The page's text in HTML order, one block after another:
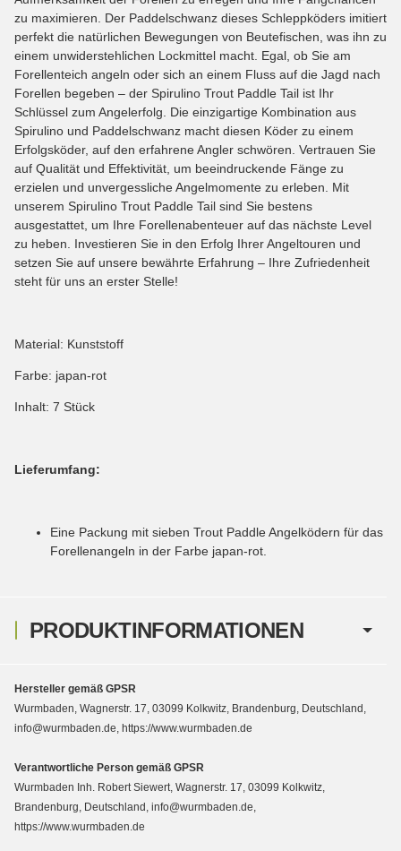
PRODUKTINFORMATIONEN
zu maximieren. Der Paddelschwanz dieses Schleppköders imitiert
perfekt die natürlichen Bewegungen von Beutefischen, was ihn zu
einem unwiderstehlichen Lockmittel macht. Egal, ob Sie am
Forellenteich angeln oder sich an einem Fluss auf die Jagd nach
Forellen begeben – der Spirulino Trout Paddle Tail ist Ihr
Schlüssel zum Angelerfolg. Die einzigartige Kombination aus
Spirulino und Paddelschwanz macht diesen Köder zu einem
Erfolgsköder, auf den erfahrene Angler schwören. Vertrauen Sie
auf Qualität und Effektivität, um beeindruckende Fänge zu
erzielen und unvergessliche Angelmomente zu erleben. Mit
unserem Spirulino Trout Paddle Tail sind Sie bestens
ausgestattet, um Ihre Forellenabenteuer auf das nächste Level
zu heben. Investieren Sie in den Erfolg Ihrer Angeltouren und
setzen Sie auf unsere bewährte Erfahrung – Ihre Zufriedenheit
steht für uns an erster Stelle!
Material: Kunststoff
Farbe: japan-rot
Inhalt: 7 Stück
Lieferumfang:
Eine Packung mit sieben Trout Paddle Angelködern für das
Forellenangeln in der Farbe japan-rot.
Hersteller gemäß GPSR
Wurmbaden, Wagnerstr. 17, 03099 Kolkwitz, Brandenburg, Deutschland,
info@wurmbaden.de, https://www.wurmbaden.de
Verantwortliche Person gemäß GPSR
Wurmbaden Inh. Robert Siewert, Wagnerstr. 17, 03099 Kolkwitz,
Brandenburg, Deutschland, info@wurmbaden.de,
https://www.wurmbaden.de